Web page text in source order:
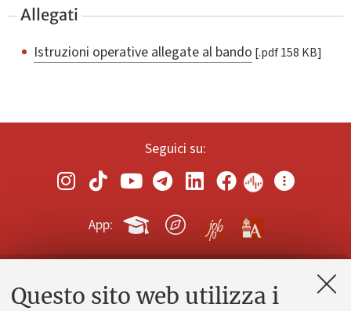
Questo sito web utilizza i
Allegati
Istruzioni operative allegate al bando [.pdf 158 KB]
Seguici su:
App:
Contatti e PEC